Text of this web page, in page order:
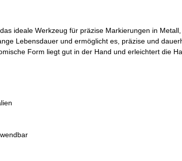
ideale Werkzeug für präzise Markierungen in
Lebensdauer und ermöglicht es, präzise und
Form liegt gut in der Hand und erleichtert die